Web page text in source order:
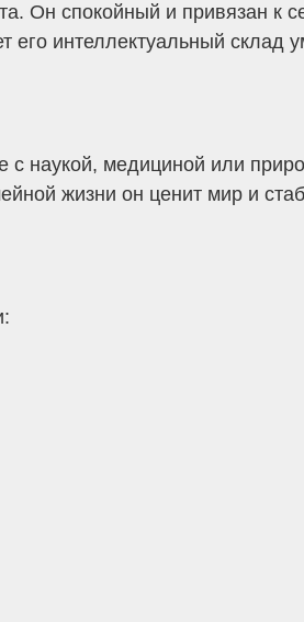
Он спокойный и привязан к
его интеллектуальный склад
наукой, медициной или
жизни он ценит мир и